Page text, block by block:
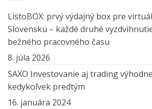
ListoBOX: prvý výdajný box pre
Slovensku – každé druhé
bežného pracovného času
8. júla 2026
SAXO Investovanie aj trading
kedykoľvek predtým
16. januára 2024